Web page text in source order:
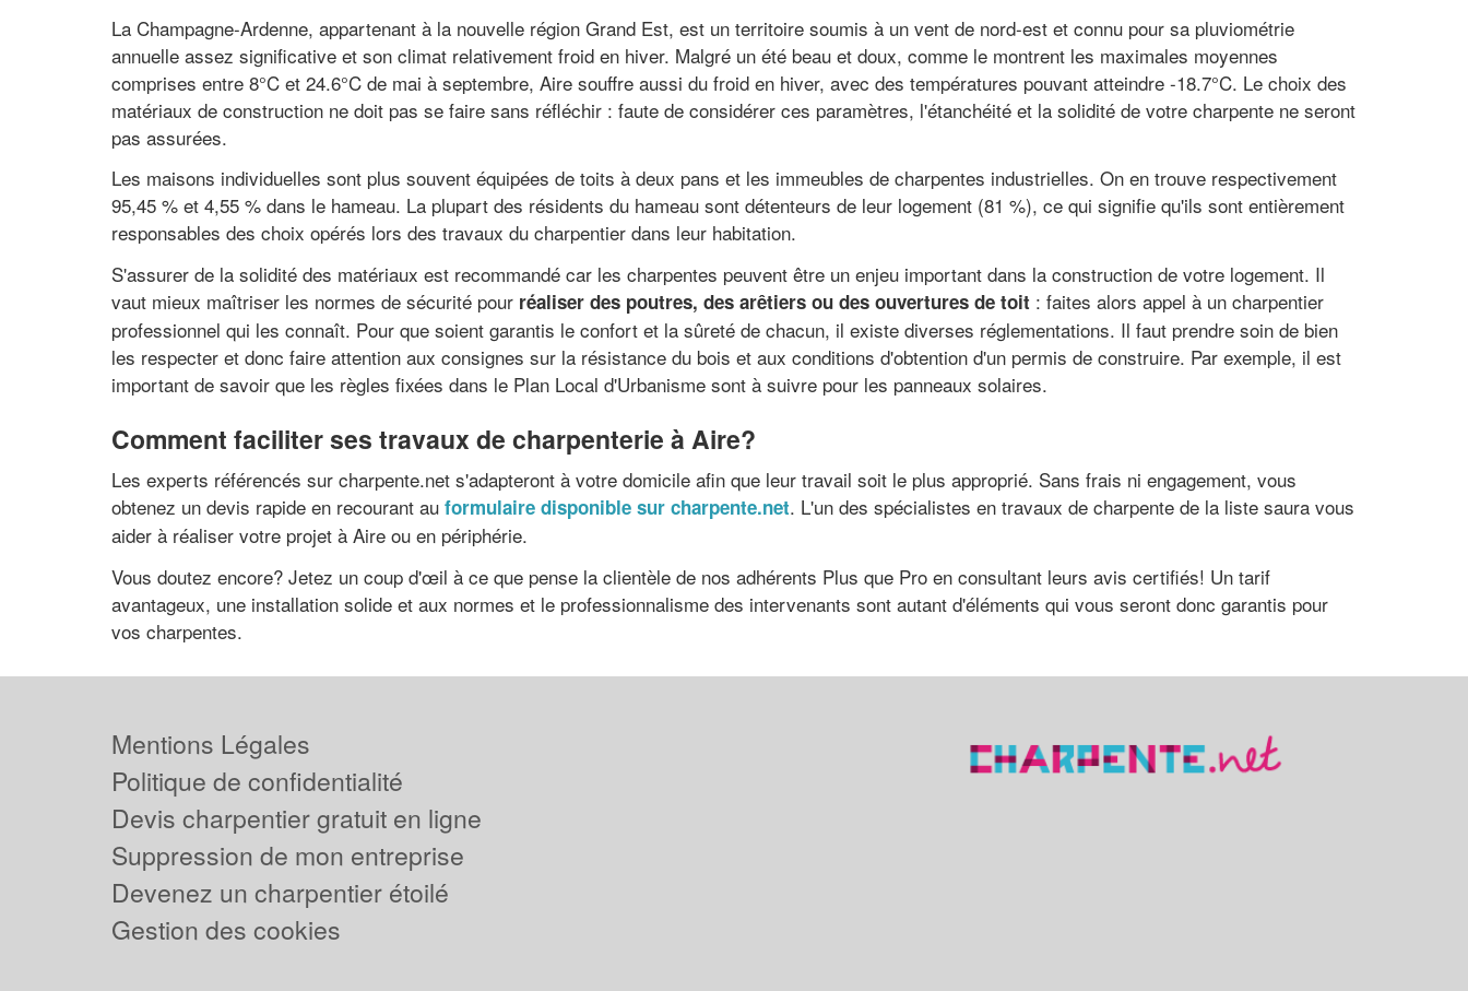
La Champagne-Ardenne, appartenant à la nouvelle région Grand Est, est un territoire soumis à un vent de nord-est et connu pour sa pluviométrie
annuelle assez significative et son climat relativement froid en hiver. Malgré un été beau et doux, comme le montrent les maximales moyennes
comprises entre 8°C et 24.6°C de mai à septembre, Aire souffre aussi du froid en hiver, avec des températures pouvant atteindre -18.7°C. Le choix des
matériaux de construction ne doit pas se faire sans réfléchir : faute de considérer ces paramètres, l'étanchéité et la solidité de votre charpente ne seront
pas assurées.
Les maisons individuelles sont plus souvent équipées de toits à deux pans et les immeubles de charpentes industrielles. On en trouve respectivement
95,45 % et 4,55 % dans le hameau. La plupart des résidents du hameau sont détenteurs de leur logement (81 %), ce qui signifie qu'ils sont entièrement
responsables des choix opérés lors des travaux du charpentier dans leur habitation.
S'assurer de la solidité des matériaux est recommandé car les charpentes peuvent être un enjeu important dans la construction de votre logement. Il
vaut mieux maîtriser les normes de sécurité pour réaliser des poutres, des arêtiers ou des ouvertures de toit : faites alors appel à un charpentier
professionnel qui les connaît. Pour que soient garantis le confort et la sûreté de chacun, il existe diverses réglementations. Il faut prendre soin de bien
les respecter et donc faire attention aux consignes sur la résistance du bois et aux conditions d'obtention d'un permis de construire. Par exemple, il est
important de savoir que les règles fixées dans le Plan Local d'Urbanisme sont à suivre pour les panneaux solaires.
Comment faciliter ses travaux de charpenterie à Aire?
Les experts référencés sur charpente.net s'adapteront à votre domicile afin que leur travail soit le plus approprié. Sans frais ni engagement, vous
obtenez un devis rapide en recourant au formulaire disponible sur charpente.net. L'un des spécialistes en travaux de charpente de la liste saura vous
aider à réaliser votre projet à Aire ou en périphérie.
Vous doutez encore? Jetez un coup d'œil à ce que pense la clientèle de nos adhérents Plus que Pro en consultant leurs avis certifiés! Un tarif
avantageux, une installation solide et aux normes et le professionnalisme des intervenants sont autant d'éléments qui vous seront donc garantis pour
vos charpentes.
Mentions Légales
Politique de confidentialité
Devis charpentier gratuit en ligne
Suppression de mon entreprise
Devenez un charpentier étoilé
Gestion des cookies